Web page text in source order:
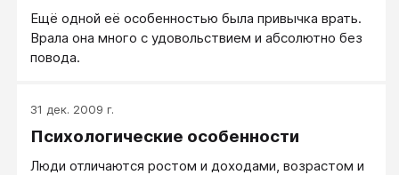
фанатами и больше не для практики, а для теорий и
рассуждений.
Ещё одной её особенностью была привычка врать.
Врала она много с удовольствием и абсолютно без
повода.
31 дек. 2009 г.
Психологические особенности
Люди отличаются ростом и доходами, возрастом и